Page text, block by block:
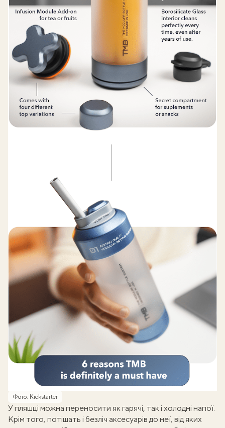
Фото: Кickstarter
У пляшці можна переносити як гарячі, так і холодні напої.
Крім того, потішать і безліч аксесуарів до неї, від яких